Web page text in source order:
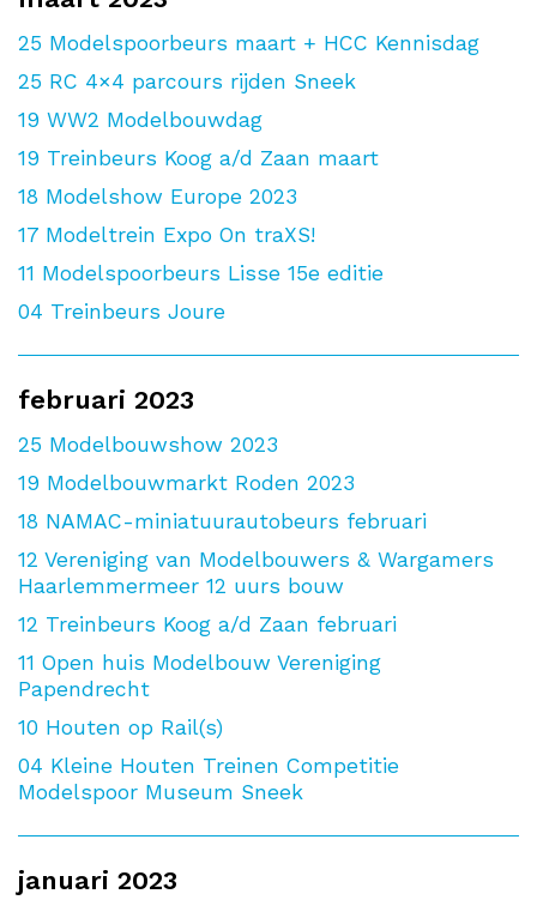
25 Modelspoorbeurs maart + HCC Kennisdag
25 RC 4×4 parcours rijden Sneek
19 WW2 Modelbouwdag
19 Treinbeurs Koog a/d Zaan maart
18 Modelshow Europe 2023
17 Modeltrein Expo On traXS!
11 Modelspoorbeurs Lisse 15e editie
04 Treinbeurs Joure
februari 2023
25 Modelbouwshow 2023
19 Modelbouwmarkt Roden 2023
18 NAMAC-miniatuurautobeurs februari
12 Vereniging van Modelbouwers & Wargamers
Haarlemmermeer 12 uurs bouw
12 Treinbeurs Koog a/d Zaan februari
11 Open huis Modelbouw Vereniging
Papendrecht
10 Houten op Rail(s)
04 Kleine Houten Treinen Competitie
Modelspoor Museum Sneek
januari 2023